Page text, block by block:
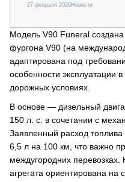
27 февраля 2026Новости
Модель V90 Funeral
фургона V90 (на
адаптирована под
особенности эксплуатации
дорожных условиях.
В основе — дизельный
150 л. с. в сочетании с
Заявленный расход топлива
6,5 л на 100 км, что важно
междугородних
агрегата ориентирована на